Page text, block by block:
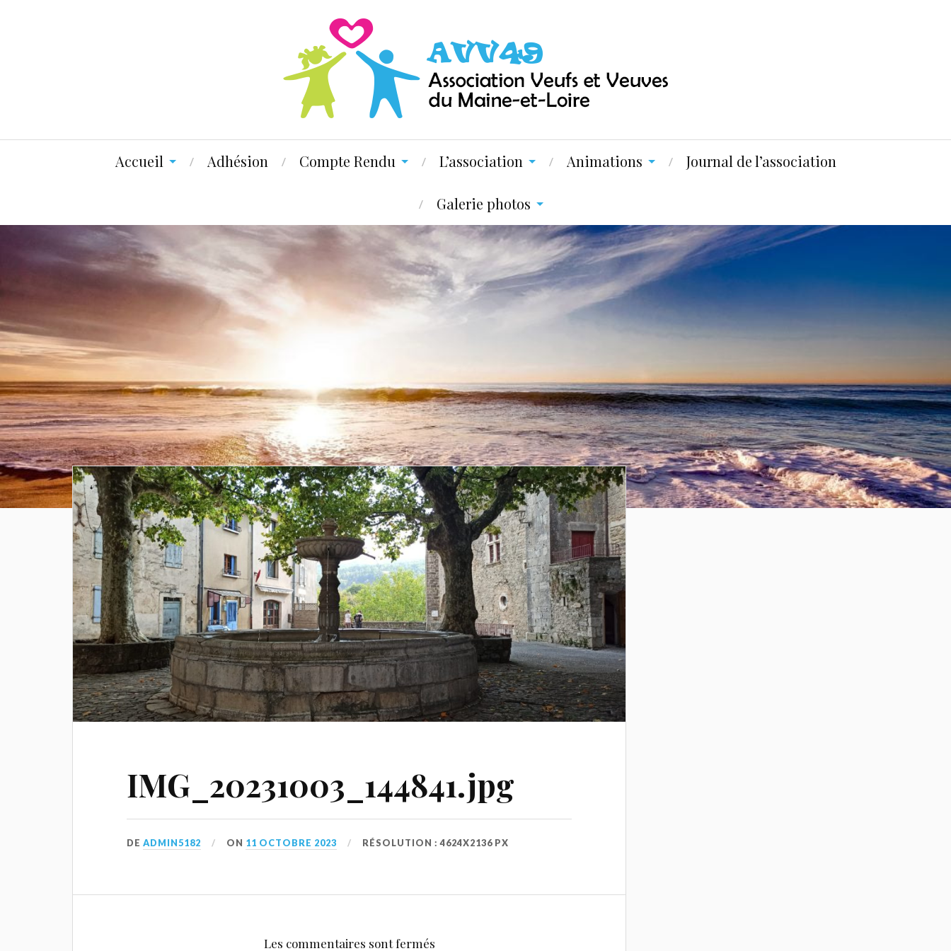
Accueil Adhésion Compte Rendu L’association Animations Journal de l’association
Galerie photos
IMG_20231003_144841.jpg
DEADMIN5182 ON 11 OCTOBRE 2023 RÉSOLUTION : 4624X2136 PX
Les commentaires sont fermés